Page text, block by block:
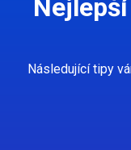
Následující tipy